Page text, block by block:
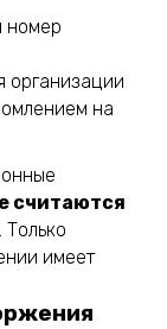
номер
организации
на
считаются
имеет